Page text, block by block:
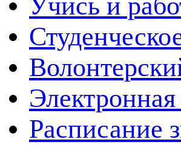
Расписание